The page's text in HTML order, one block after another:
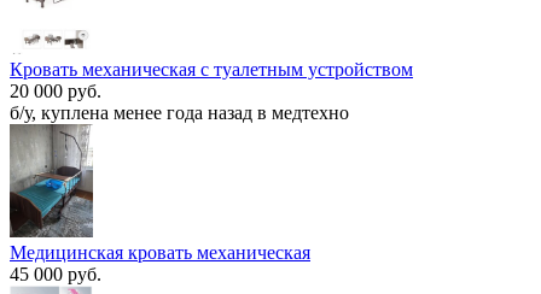
Кровать механическая с туалетным устройством
20 000 руб.
б/у, куплена менее года назад в медтехно
Медицинская кровать механическая
45 000 руб.